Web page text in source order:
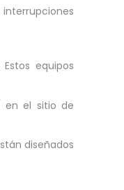
equipos
en el sitio de
diseñados